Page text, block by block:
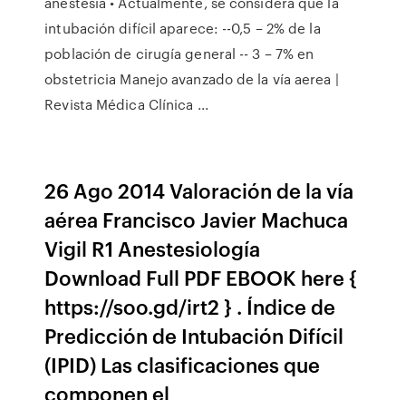
intubación difícil aparece: --0,5 – 2% de la
población de cirugía general -- 3 – 7% en
obstetricia Manejo avanzado de la vía aerea |
Revista Médica Clínica ...
26 Ago 2014 Valoración de la vía
aérea Francisco Javier Machuca
Vigil R1 Anestesiología
Download Full PDF EBOOK here {
https://soo.gd/irt2 } . Índice de
Predicción de Intubación Difícil
(IPID) Las clasificaciones que
componen el